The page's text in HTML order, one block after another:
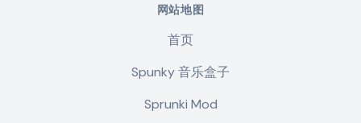
网站地图
首页
Spunky 音乐盒子
Sprunki Mod